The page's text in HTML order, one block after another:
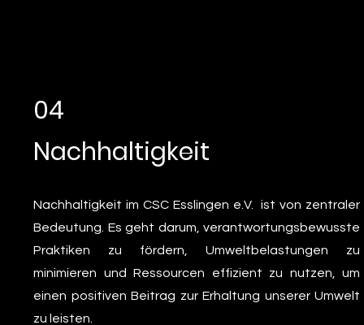
04
Nachhaltigkeit
Nachhaltigkeit im CSC Esslingen e.V. ist von zentraler
Bedeutung. Es geht darum, verantwortungsbewusste
Praktiken zu fördern, Umweltbelastungen zu
minimieren und Ressourcen effizient zu nutzen, um
einen positiven Beitrag zur Erhaltung unserer Umwelt
zu leisten.